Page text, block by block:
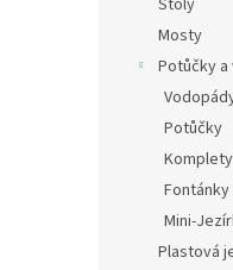
Stoly
Mosty
Potůčky
Potůčky
Komplety
Mini-
Plastová